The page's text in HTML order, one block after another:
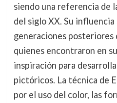
siendo una referencia de
del siglo XX. Su influencia
generaciones posteriores
quienes encontraron en
inspiración para
pictóricos. La técnica de
por el uso del color, las